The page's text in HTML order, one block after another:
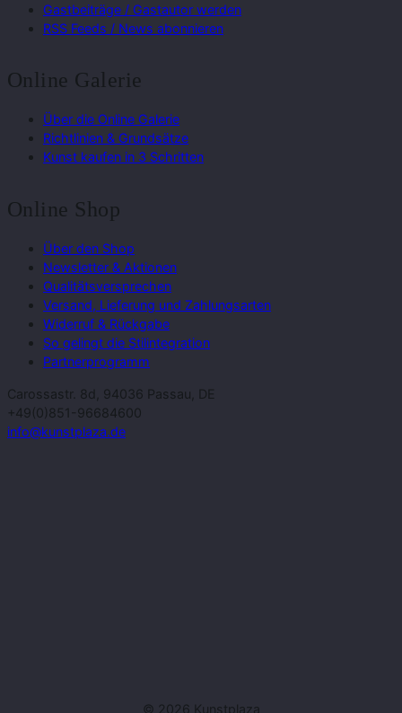
Gastbeiträge / Gastautor werden
RSS Feeds / News abonnieren
Online Galerie
Über die Online Galerie
Richtlinien & Grundsätze
Kunst kaufen in 3 Schritten
Online Shop
Über den Shop
Newsletter & Aktionen
Qualitätsversprechen
Versand, Lieferung und Zahlungsarten
Widerruf & Rückgabe
So gelingt die Stilintegration
Partnerprogramm
Carossastr. 8d, 94036 Passau, DE
+49(0)851-96684600
info@kunstplaza.de
© 2026 Kunstplaza